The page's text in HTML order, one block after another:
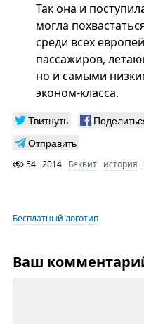
Так она и
могла
среди всех
пассажиров,
но и самыми
эконом-класса.
Твитнуть
Отправить
54 2014 Беквит история
Бесплатный логотип
Ваш